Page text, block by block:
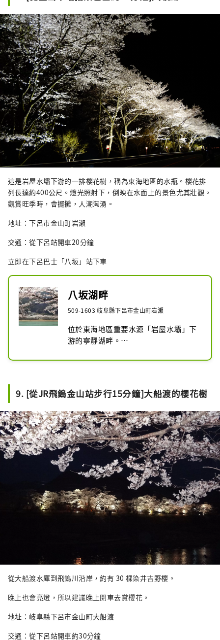
這是岩屋水壩下游的一排櫻花樹，稱為東海地區的水瓶。櫻花排
列長達約400公尺。燈光照射下，倒映在水面上的景色尤其壯觀。
觀賞旺季時，會擺攤，人潮洶湧。
地址：下呂市金山町岩瀨
交通：從下呂站開車20分鐘
立即在下呂巴士「八坂」站下車
八坂湖畔
509-1603 岐阜縣下呂市金山町岩瀨
位於東海地區重要水源「岩屋水壩」下
游的寧靜湖畔。
開，盛景迷人。所栽種的是樹齡約35年
每年四月上旬櫻花盛開時，八坂地區一
舒適的賞花氛圍。
9. [從JR飛鎢金山站步行15分鐘]大船渡的櫻花樹
從大船渡水庫到飛鎢川沿岸，約有 30 棵染井吉野櫻。
晚上也會亮燈，所以建議晚上開車去賞櫻花。
地址：岐阜縣下呂市金山町大船渡
交通：從下呂站開車約30分鐘